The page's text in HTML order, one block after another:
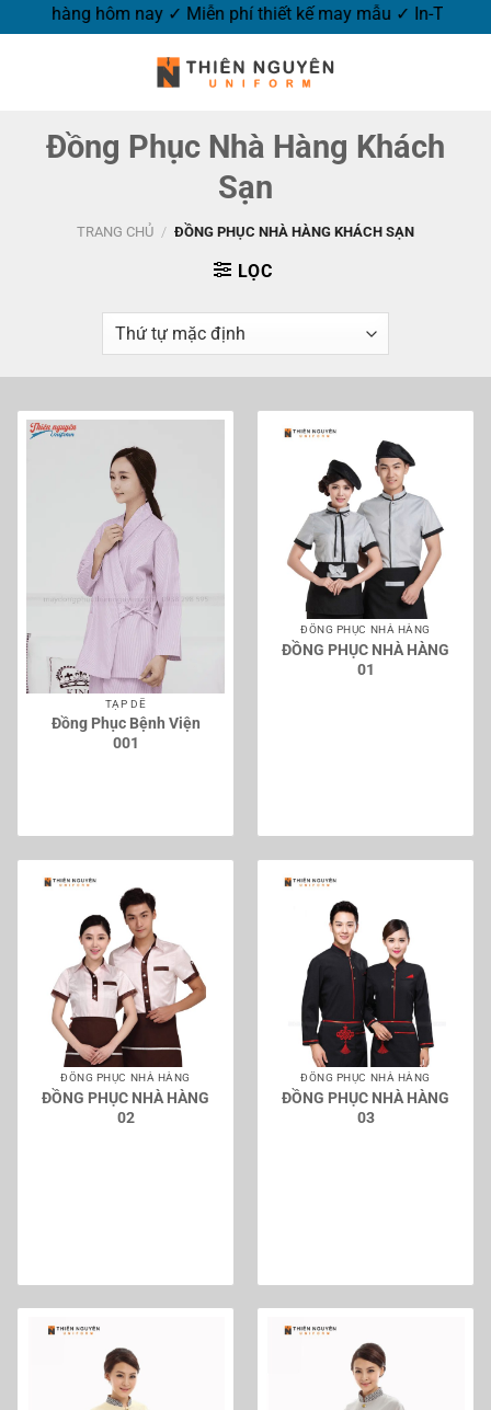
hôm nay ✓ Miễn phí thiết kế may mẫu ✓ In-Thêu logo
Đồng Phục Nhà Hàng Khách
Sạn
TRANG CHỦ / ĐỒNG PHỤC NHÀ HÀNG KHÁCH SẠN
LỌC
TẠP DỀ
Đồng Phục Bệnh Viện
001
ĐỒNG PHỤC NHÀ HÀNG
ĐỒNG PHỤC NHÀ HÀNG
01
ĐỒNG PHỤC NHÀ HÀNG
ĐỒNG PHỤC NHÀ HÀNG
02
ĐỒNG PHỤC NHÀ HÀNG
ĐỒNG PHỤC NHÀ HÀNG
03